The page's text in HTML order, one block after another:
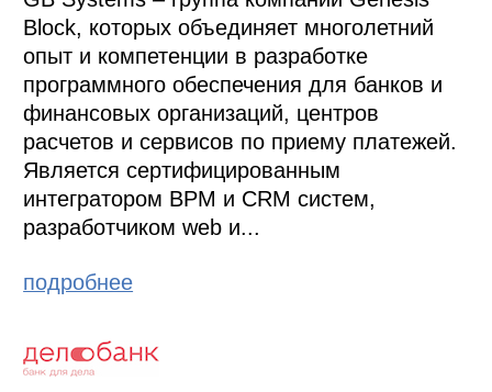
Block, которых объединяет многолетний
опыт и компетенции в разработке
программного обеспечения для банков и
финансовых организаций, центров
расчетов и сервисов по приему платежей.
Является сертифицированным
интегратором BPM и CRM систем,
разработчиком web и...
подробнее